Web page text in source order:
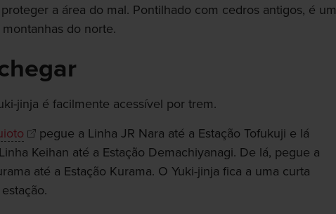
a área do mal. Pontilhado com cedros antigos, é um
do norte.
jinja é facilmente acessível por trem.
pegue a Linha JR Nara até a Estação Tofukuji e lá
Keihan até a Estação Demachiyanagi. De lá, pegue a
até a Estação Kurama. O Yuki-jinja fica a uma curta